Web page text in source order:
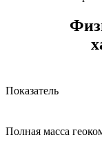
Показатель
Полная масса